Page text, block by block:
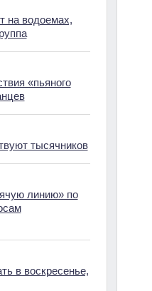
на водоемах,
«пьяного
тысячников
линию» по
в воскресенье,